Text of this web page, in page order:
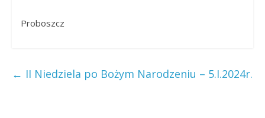
Proboszcz
← II Niedziela po Bożym Narodzeniu – 5.I.2024r.